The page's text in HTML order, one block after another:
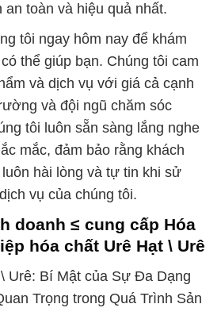
an toàn và hiệu quả nhất.
tôi ngay hôm nay để khám
thể giúp bạn. Chúng tôi cam
và dịch vụ với giá cả cạnh
và đội ngũ chăm sóc
tôi luôn sẵn sàng lắng nghe
mắc, đảm bảo rằng khách
hài lòng và tự tin khi sử
vụ của chúng tôi.
doanh ≤ cung cấp Hóa
hóa chất Urê Hạt \ Urê
Urê: Bí Mật của Sự Đa Dạng
Trọng trong Quá Trình Sản